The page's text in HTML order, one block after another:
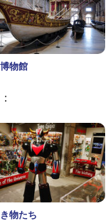
物館
物たち